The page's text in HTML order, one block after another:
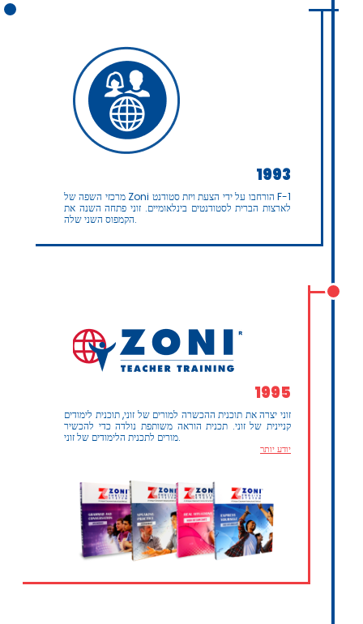
1993
מרכזי השפה של Zoni הורחבו על ידי הצעת ויזת סטודנט F-1
לארצות הברית לסטודנטים בינלאומיים. זוני פתחה השנה את
הקמפוס השני שלה.
1995
זוני יצרה את תוכנית ההכשרה למורים של זוני, תוכנית לימודים
קניינית של זוני. תכנית הוראה משותפת נולדה כדי להכשיר
מורים לתכנית הלימודים של זוני.
יודע יותר